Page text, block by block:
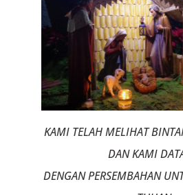
KAMI TELAH MELIHAT
DAN KAMI
DENGAN PERSEMBAHAN